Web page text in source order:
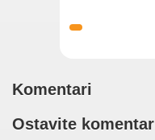
Komentari
Ostavite komentar